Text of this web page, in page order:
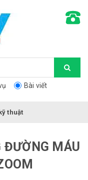
Bài viết
thuật
ĐƯỜNG MÁU